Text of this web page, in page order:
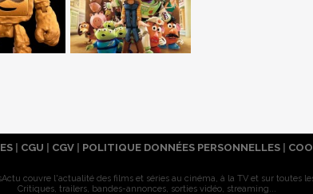
CGU CGV POLITIQUE DONNÉES PERSONNELLES
couvre l'actualité des films et séries au cinéma, à la TV et sur toutes
Critiques, trailers, bandes-annonces, sorties vidéo, streaming...